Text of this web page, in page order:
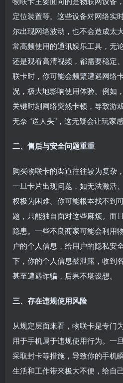
定位装置等。这些设备对网络实
尔出现网络波动，也不会造成太
常高频使用的通讯娱乐工具，无
还是观看高清视频，都需要稳定
联卡时，你可能会频繁遭遇网络
况，极大地影响使用体验。例如
关键时刻网络突然卡顿，导致游
无奈 “送人头”，这无疑会让玩家
二、售后与安全问题重重
购买物联卡的渠道往往较为复杂
一旦卡片出现问题，如无法激活
权极为困难。你可能根本找不到
题，只能独自面对这些麻烦。而
隐患。一些不良商家可能会利用
户的个人信息，给用户的隐私安
下，你的个人信息被泄露，收到
甚至遭遇诈骗，后果不堪设想。
三、存在违规使用风险
从规定层面来看，物联卡是专门
用于手机属于违规使用行为。一
采取封卡等措施，导致你的手机
生活和工作带来极大不便，给自